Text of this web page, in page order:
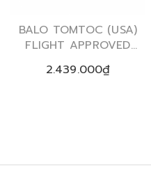
BALO TOMTOC (USA)
FLIGHT APPROVED
TRAVEL 40L (17.3")
2.439.000₫